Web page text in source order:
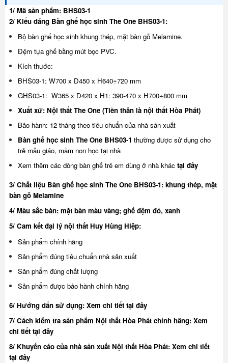
1/ Mã sản phẩm: BHS03-1
2/ Kiểu dáng Bàn ghế học sinh The One BHS03-1:
Bộ bàn ghế học sinh khung thép, mặt bàn gỗ Melamine.
Đệm tựa ghế bằng mút bọc PVC.
Kích thước:
BHS03-1: W700 x D450 x H640÷720 mm
GHS03-1: W365 x D420 x H1: 390-470 x H700÷800 mm
Xuất xứ: Nội thất The One (Tiền thân là nội thất Hòa Phát)
Bảo hành: 12 tháng theo tiêu chuẩn của nhà sản xuất
Bàn ghế học sinh The One BHS03-1 thường được sử dụng cho
trẻ mẫu giáo, mầm non học tại nhà
Xem thêm các dòng bàn ghế trẻ em dùng ở nhà khác tại đây
3/ Chất liệu Bàn ghế học sinh The One BHS03-1: khung thép, mặt
bàn gỗ Melamine
4/ Màu sắc bàn: mặt bàn màu vàng; ghế đệm đỏ, xanh
5/ Cam kết đại lý nội thất Huy Hùng Hiệp:
Sản phẩm chính hãng
Sản phẩm đúng tiêu chuẩn nhà sản xuất
Sản phẩm đúng chất lượng
Sản phẩm được bảo hành chính hãng
6/ Hướng dẩn sử dụng: Xem chi tiết tại đây
7/ Cách kiểm tra sản phẩm Nội thất Hòa Phát chính hãng: Xem
chi tiết tại đây
8/ Khuyến cáo của nhà sản xuất Nội thất Hòa Phát: Xem chi tiết
tại đây